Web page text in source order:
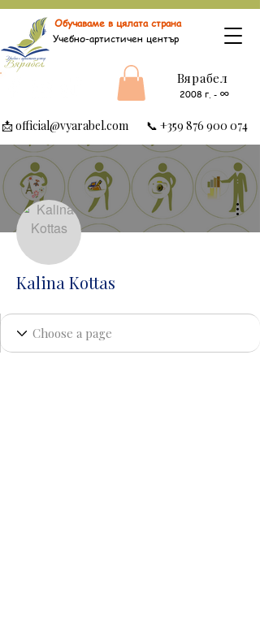
Учебно-артистичен център
Вярабел
2008 г. - ∞
Обучаваме в цялата страна
📩official@vyarabel.com 📞 +359 876 900 074
Kalina Kottas